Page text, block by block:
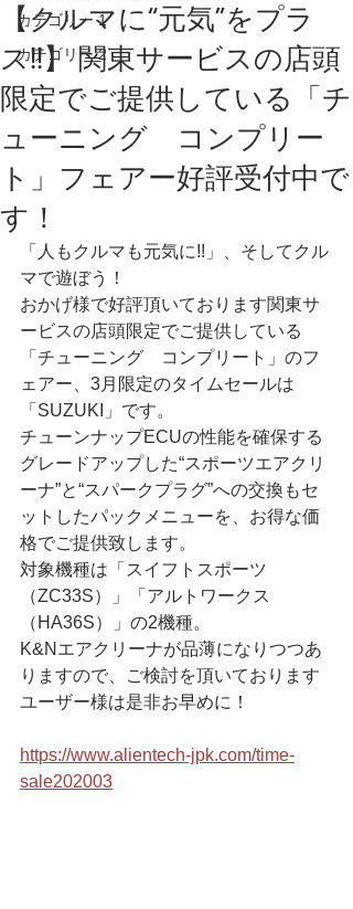
カテゴリー 1
カテゴリー 2
【クルマに“元気”をプラ
ス!!】 関東サービスの店頭
限定でご提供している「チ
ューニング コンプリー
ト」フェアー好評受付中で
す！
「人もクルマも元気に!!」、そしてクル
マで遊ぼう！
おかげ様で好評頂いております関東サ
ービスの店頭限定でご提供している
「チューニング　コンプリート」のフ
ェアー、3月限定のタイムセールは
「SUZUKI」です。
チューンナップECUの性能を確保する
グレードアップした“スポーツエアクリ
ーナ”と“スパークプラグ”への交換もセ
ットしたパックメニューを、お得な価
格でご提供致します。
対象機種は「スイフトスポーツ
（ZC33S）」「アルトワークス
（HA36S）」の2機種。
K&Nエアクリーナが品薄になりつつあ
りますので、ご検討を頂いております
ユーザー様は是非お早めに！
https://www.alientech-jpk.com/time-
sale202003